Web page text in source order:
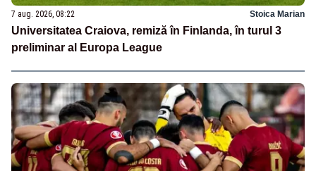
7 aug. 2026, 08:22 Stoica Marian
Universitatea Craiova, remiză în Finlanda, în turul 3
preliminar al Europa League